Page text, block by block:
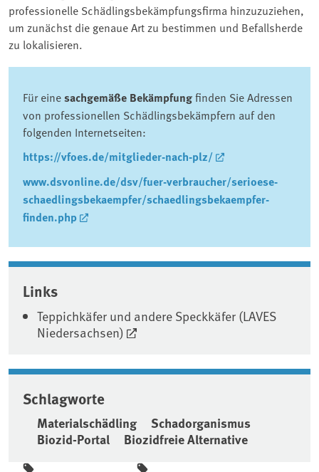
professionelle Schädlingsbekämpfungsfirma hinzuzuziehen,
um zunächst die genaue Art zu bestimmen und Befallsherde
zu lokalisieren.
Für einesachgemäße Bekämpfungfinden Sie Adressen
von professionellen Schädlingsbekämpfern auf den
folgenden Internetseiten:
https://vfoes.de/mitglieder-nach-plz/
www.dsvonline.de/dsv/fuer-verbraucher/serioese-
schaedlingsbekaempfer/schaedlingsbekaempfer-
finden.php
Associated content
Links
Teppichkäfer und andere Speckkäfer (LAVES
Niedersachsen)
Schlagworte
Materialschädling
Schadorganismus
Biozid-Portal
Biozidfreie Alternative